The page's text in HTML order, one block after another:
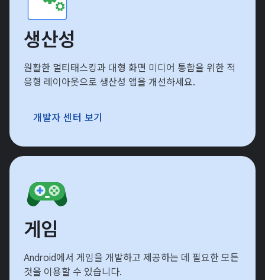
생산성
원활한 멀티태스킹과 대형 화면 미디어 통합을 위한 적
응형 레이아웃으로 생산성 앱을 개선하세요.
개발자 센터 보기
게임
Android에서 게임을 개발하고 제공하는 데 필요한 모든
것을 이용할 수 있습니다.